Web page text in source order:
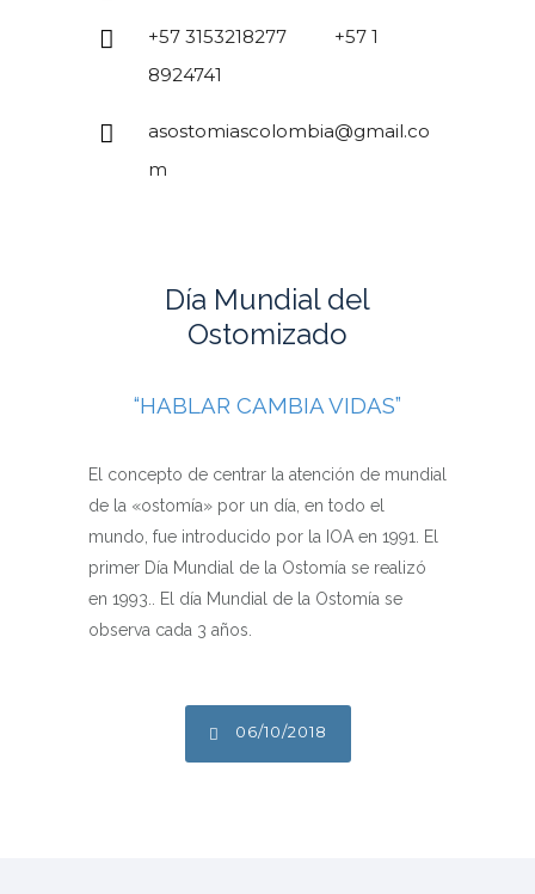
+57 3153218277 +57 1
8924741
asostomiascolombia@gmail.co
m
Día Mundial del
Ostomizado
“HABLAR CAMBIA VIDAS”
El concepto de centrar la atención de mundial
de la «ostomía» por un día, en todo el
mundo, fue introducido por la IOA en 1991. El
primer Día Mundial de la Ostomía se realizó
en 1993.. El día Mundial de la Ostomía se
observa cada 3 años.
06/10/2018